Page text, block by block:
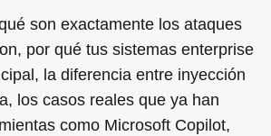
son exactamente los ataques
por qué tus sistemas enterprise
la diferencia entre inyección
los casos reales que ya han
como Microsoft Copilot,